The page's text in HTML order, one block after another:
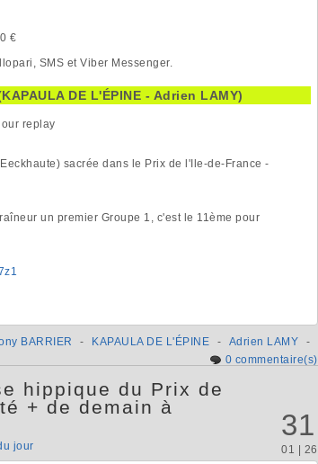
€
SMS et Viber Messenger.
DE L'ÉPINE - Adrien LAMY)
replay
sacrée dans le Prix de l'Ile-de-France -
un premier Groupe 1, c'est le 11ème pour
BARRIER - KAPAULA DE L'ÉPINE - Adrien LAMY
-
0 commentaire(s)
hippique du Prix de
+ de demain à
jour
31
01 | 26